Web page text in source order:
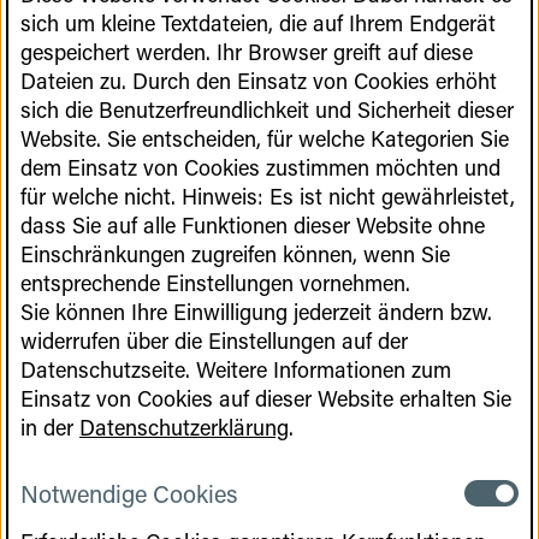
Verantwortlichen unter Angabe von
personenbezogenen Daten zu registrieren. Welche
personenbezogenen Daten dabei an den für die
Verarbeitung Verantwortlichen übermittelt werden,
ergibt sich aus der jeweiligen Eingabemaske, die für
die Registrierung verwendet wird. Die von der
betroffenen Person eingegebenen
personenbezogenen Daten werden ausschließlich
für die interne Verwendung bei dem für die
Verarbeitung Verantwortlichen und für eigene
Zwecke erhoben und gespeichert. Der für die
Verarbeitung Verantwortliche kann die Weitergabe
an einen oder mehrere Auftragsverarbeiter,
beispielsweise einen Paketdienstleister, veranlassen,
der die personenbezogenen Daten ebenfalls
ausschließlich für eine interne Verwendung, die dem
für die Verarbeitung Verantwortlichen zuzurechnen
ist, nutzt.
sich um kleine Textdateien, die auf Ihrem Endgerät
gespeichert werden. Ihr Browser greift auf diese
Dateien zu. Durch den Einsatz von Cookies erhöht
sich die Benutzerfreundlichkeit und Sicherheit dieser
Website. Sie entscheiden, für welche Kategorien Sie
dem Einsatz von Cookies zustimmen möchten und
für welche nicht. Hinweis: Es ist nicht gewährleistet,
dass Sie auf alle Funktionen dieser Website ohne
Einschränkungen zugreifen können, wenn Sie
entsprechende Einstellungen vornehmen.
Sie können Ihre Einwilligung jederzeit ändern bzw.
widerrufen über die Einstellungen auf der
Datenschutzseite. Weitere Informationen zum
Einsatz von Cookies auf dieser Website erhalten Sie
in der Datenschutzerklärung.
Notwendige Cookies